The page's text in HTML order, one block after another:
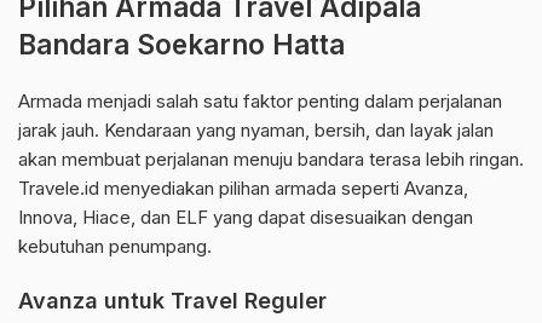
Pilihan Armada Travel Adipala
Bandara Soekarno Hatta
Armada menjadi salah satu faktor penting dalam perjalanan
jarak jauh. Kendaraan yang nyaman, bersih, dan layak jalan
akan membuat perjalanan menuju bandara terasa lebih ringan.
Travele.id menyediakan pilihan armada seperti Avanza,
Innova, Hiace, dan ELF yang dapat disesuaikan dengan
kebutuhan penumpang.
Avanza untuk Travel Reguler